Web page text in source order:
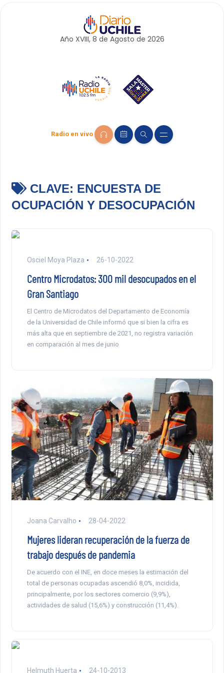
Año XVIII, 8 de Agosto de 2026
Radio en vivo
CLAVE: ENCUESTA DE
OCUPACIÓN Y DESOCUPACIÓN
Osciel Moya Plaza 26-10-2022
Centro Microdatos: 300 mil desocupados en el
Gran Santiago
El Centro de Microdatos del Departamento de Economía
de la Universidad de Chile informó que si bien la cifra es
más alta que en septiembre de 2021, no registra variación
en comparación al mes de junio
Joana Carvalho 28-04-2022
Mujeres lideran recuperación de la fuerza de
trabajo después de pandemia
De acuerdo con el INE, en doce meses la estimación del
total de personas ocupadas ascendió 8,0%, incidida,
principalmente, por los sectores comercio (9,9%),
actividades de salud (15,6%) y construcción (11,4%).
Helmuth Huerta 24-10-2013